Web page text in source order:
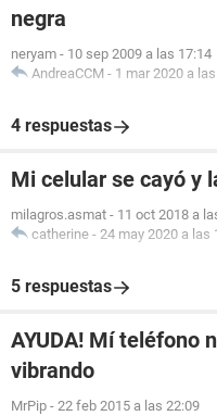
negra
neryam - 10 sep 2009 a las 17:14
AndreaCCM - 1 mar 2020 a
4 respuestas
Mi celular se cayó y
milagros.asmat - 11 oct 2018 a
catherine - 24 may 2020 a las
5 respuestas
AYUDA! Mí teléfono
vibrando
MrPip - 22 feb 2015 a las 22:09